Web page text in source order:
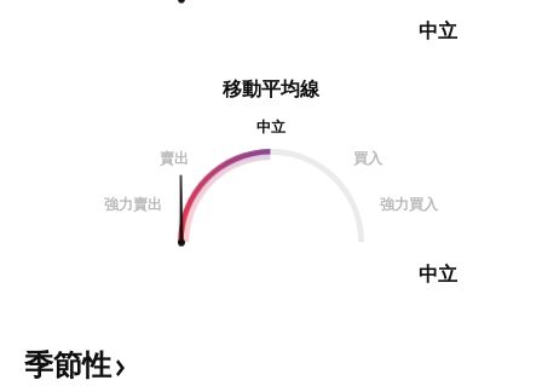
中立
移動平均線
中立
賣出
買入
強力賣出 強力買入
中立
季節性